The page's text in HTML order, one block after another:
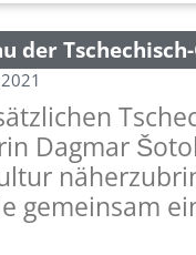
der
Dagmar
gemeinsam